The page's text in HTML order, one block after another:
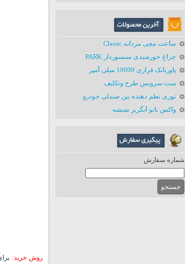
ساعت مچی مردانه Classic
چراغ خورشیدی سنسوردار PARK
پاوربانک فراری 10000 میلی آمپر
ست سرویس طرح ونکلیف
توری نظم دهنده بین صندلی خودرو
واکس نانو آبگریز شیشه
شماره سفارش
روش خرید: